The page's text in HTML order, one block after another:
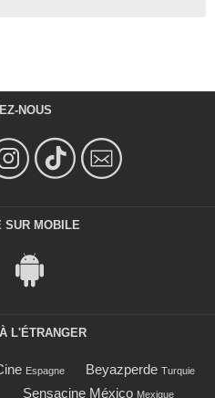
NOUS
SUR MOBILE
L'ÉTRANGER
Espagne Beyazperde Turquie
Sensacine México Mexique